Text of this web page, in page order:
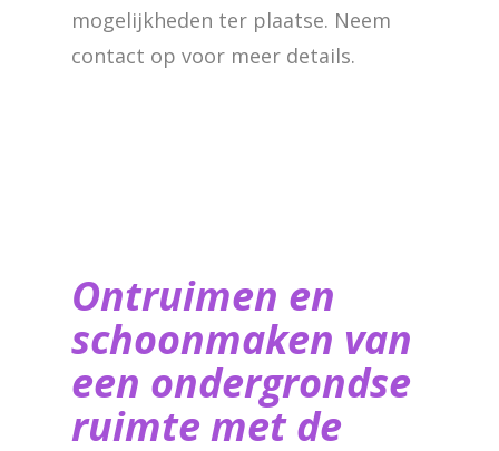
mogelijkheden ter plaatse. Neem
contact op voor meer details.
Ontruimen en
schoonmaken van
een ondergrondse
ruimte met de